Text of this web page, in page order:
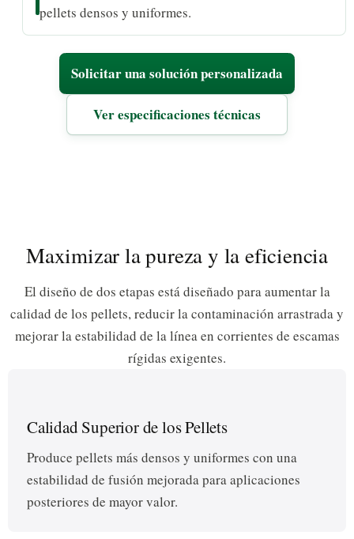
pellets densos y uniformes.
Solicitar una solución personalizada
Ver especificaciones técnicas
Maximizar la pureza y la eficiencia
El diseño de dos etapas está diseñado para aumentar la
calidad de los pellets, reducir la contaminación arrastrada y
mejorar la estabilidad de la línea en corrientes de escamas
rígidas exigentes.
Calidad Superior de los Pellets
Produce pellets más densos y uniformes con una
estabilidad de fusión mejorada para aplicaciones
posteriores de mayor valor.